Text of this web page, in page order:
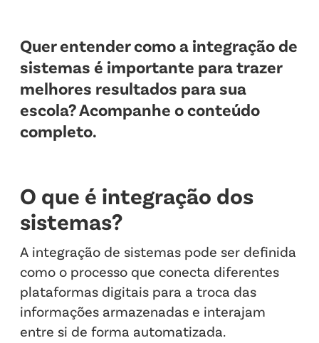
Quer entender como a integração de
sistemas é importante para trazer
melhores resultados para sua
escola? Acompanhe o conteúdo
completo.
O que é integração dos
sistemas?
A integração de sistemas pode ser definida
como o processo que conecta diferentes
plataformas digitais para a troca das
informações armazenadas e interajam
entre si de forma automatizada.